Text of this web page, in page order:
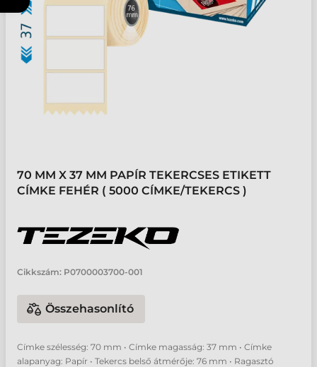
70 MM X 37 MM PAPÍR TEKERCSES ETIKETT
CÍMKE FEHÉR ( 5000 CÍMKE/TEKERCS )
Cikkszám: P0700003700-001
Összehasonlító
Címke szélesség: 70 mm • Címke magasság: 37 mm • Címke
alapanyag: Papír • Tekercs belső átmérője: 76 mm • Ragasztó